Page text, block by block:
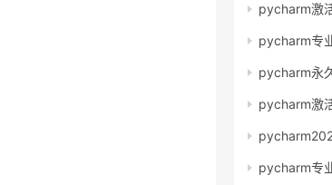
pycharm激
pycharm专
pycharm永
pycharm激
pycharm专